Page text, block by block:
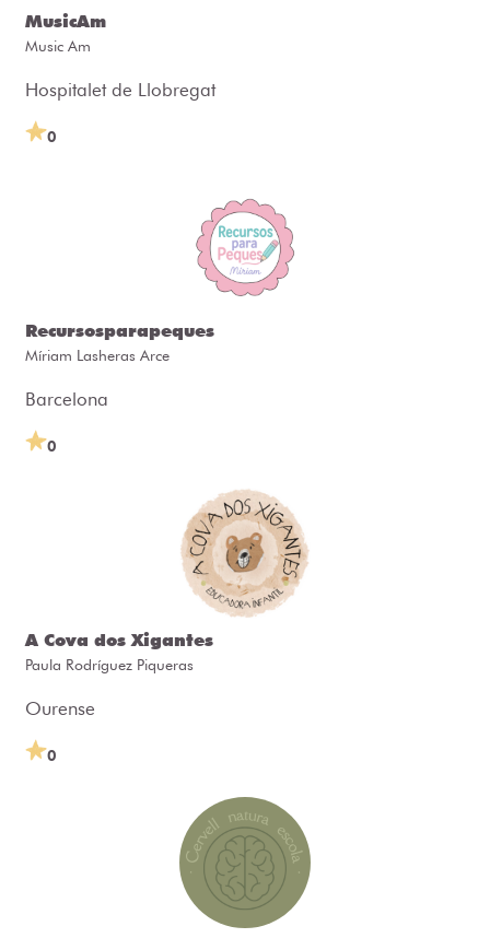
MusicAm
Music Am
Hospitalet de Llobregat
0
Recursosparapeques
Míriam Lasheras Arce
Barcelona
0
A Cova dos Xigantes
Paula Rodríguez Piqueras
Ourense
0